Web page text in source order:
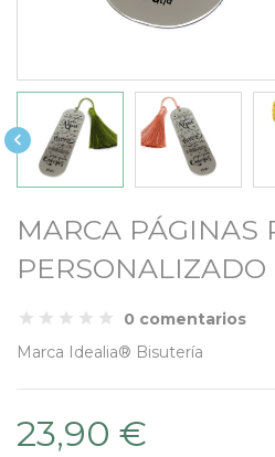

MARCA PÁGINAS
PERSONALIZADO
0 comentarios
Marca Idealia® Bisutería
23,90 €